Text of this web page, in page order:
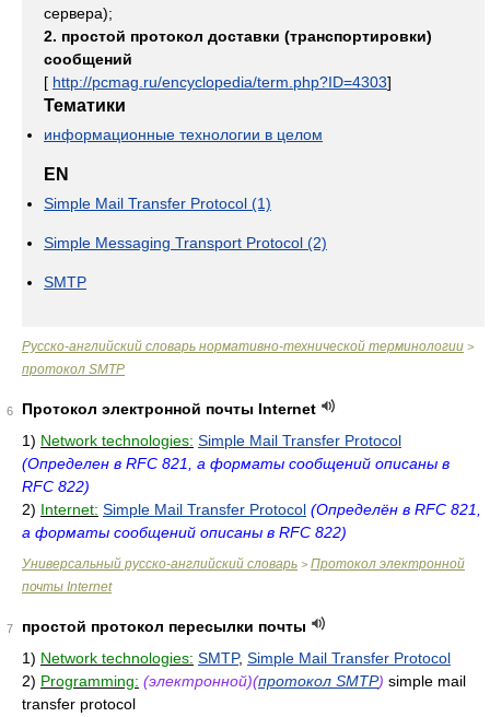
сервера);
2. простой протокол доставки (транспортировки)
сообщений
[ http://pcmag.ru/encyclopedia/term.php?ID=4303]
Тематики
информационные технологии в целом
EN
Simple Mail Transfer Protocol (1)
Simple Messaging Transport Protocol (2)
SMTP
Русско-английский словарь нормативно-технической терминологии >
протокол SMTP
6
Протокол электронной почты Internet
1) Network technologies: Simple Mail Transfer Protocol
(Определен в RFC 821, а форматы сообщений описаны в
RFC 822)
2) Internet: Simple Mail Transfer Protocol (Определён в RFC 821,
а форматы сообщений описаны в RFC 822)
Универсальный русско-английский словарь > Протокол электронной
почты Internet
7
простой протокол пересылки почты
1) Network technologies: SMTP, Simple Mail Transfer Protocol
2) Programming: (электронной)(протокол SMTP) simple mail
transfer protocol